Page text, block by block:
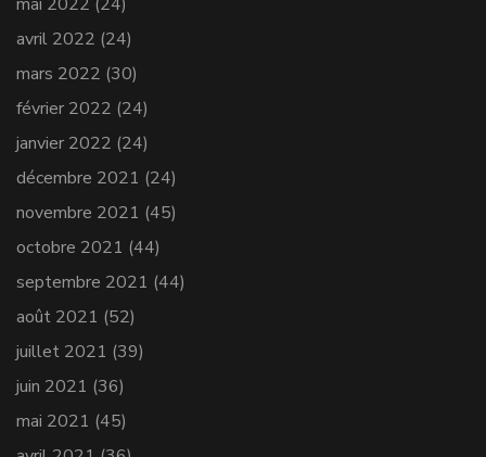
avril 2022 (24)
mars 2022 (30)
février 2022 (24)
janvier 2022 (24)
décembre 2021 (24)
novembre 2021 (45)
octobre 2021 (44)
septembre 2021 (44)
août 2021 (52)
juillet 2021 (39)
juin 2021 (36)
mai 2021 (45)